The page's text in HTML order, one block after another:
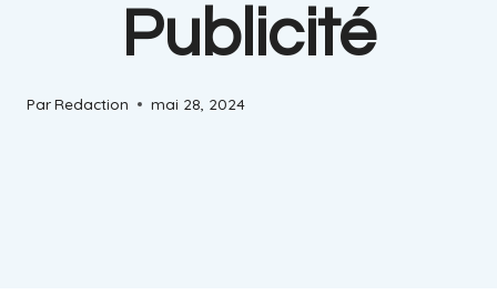
Publicité
ParRedaction mai 28, 2024